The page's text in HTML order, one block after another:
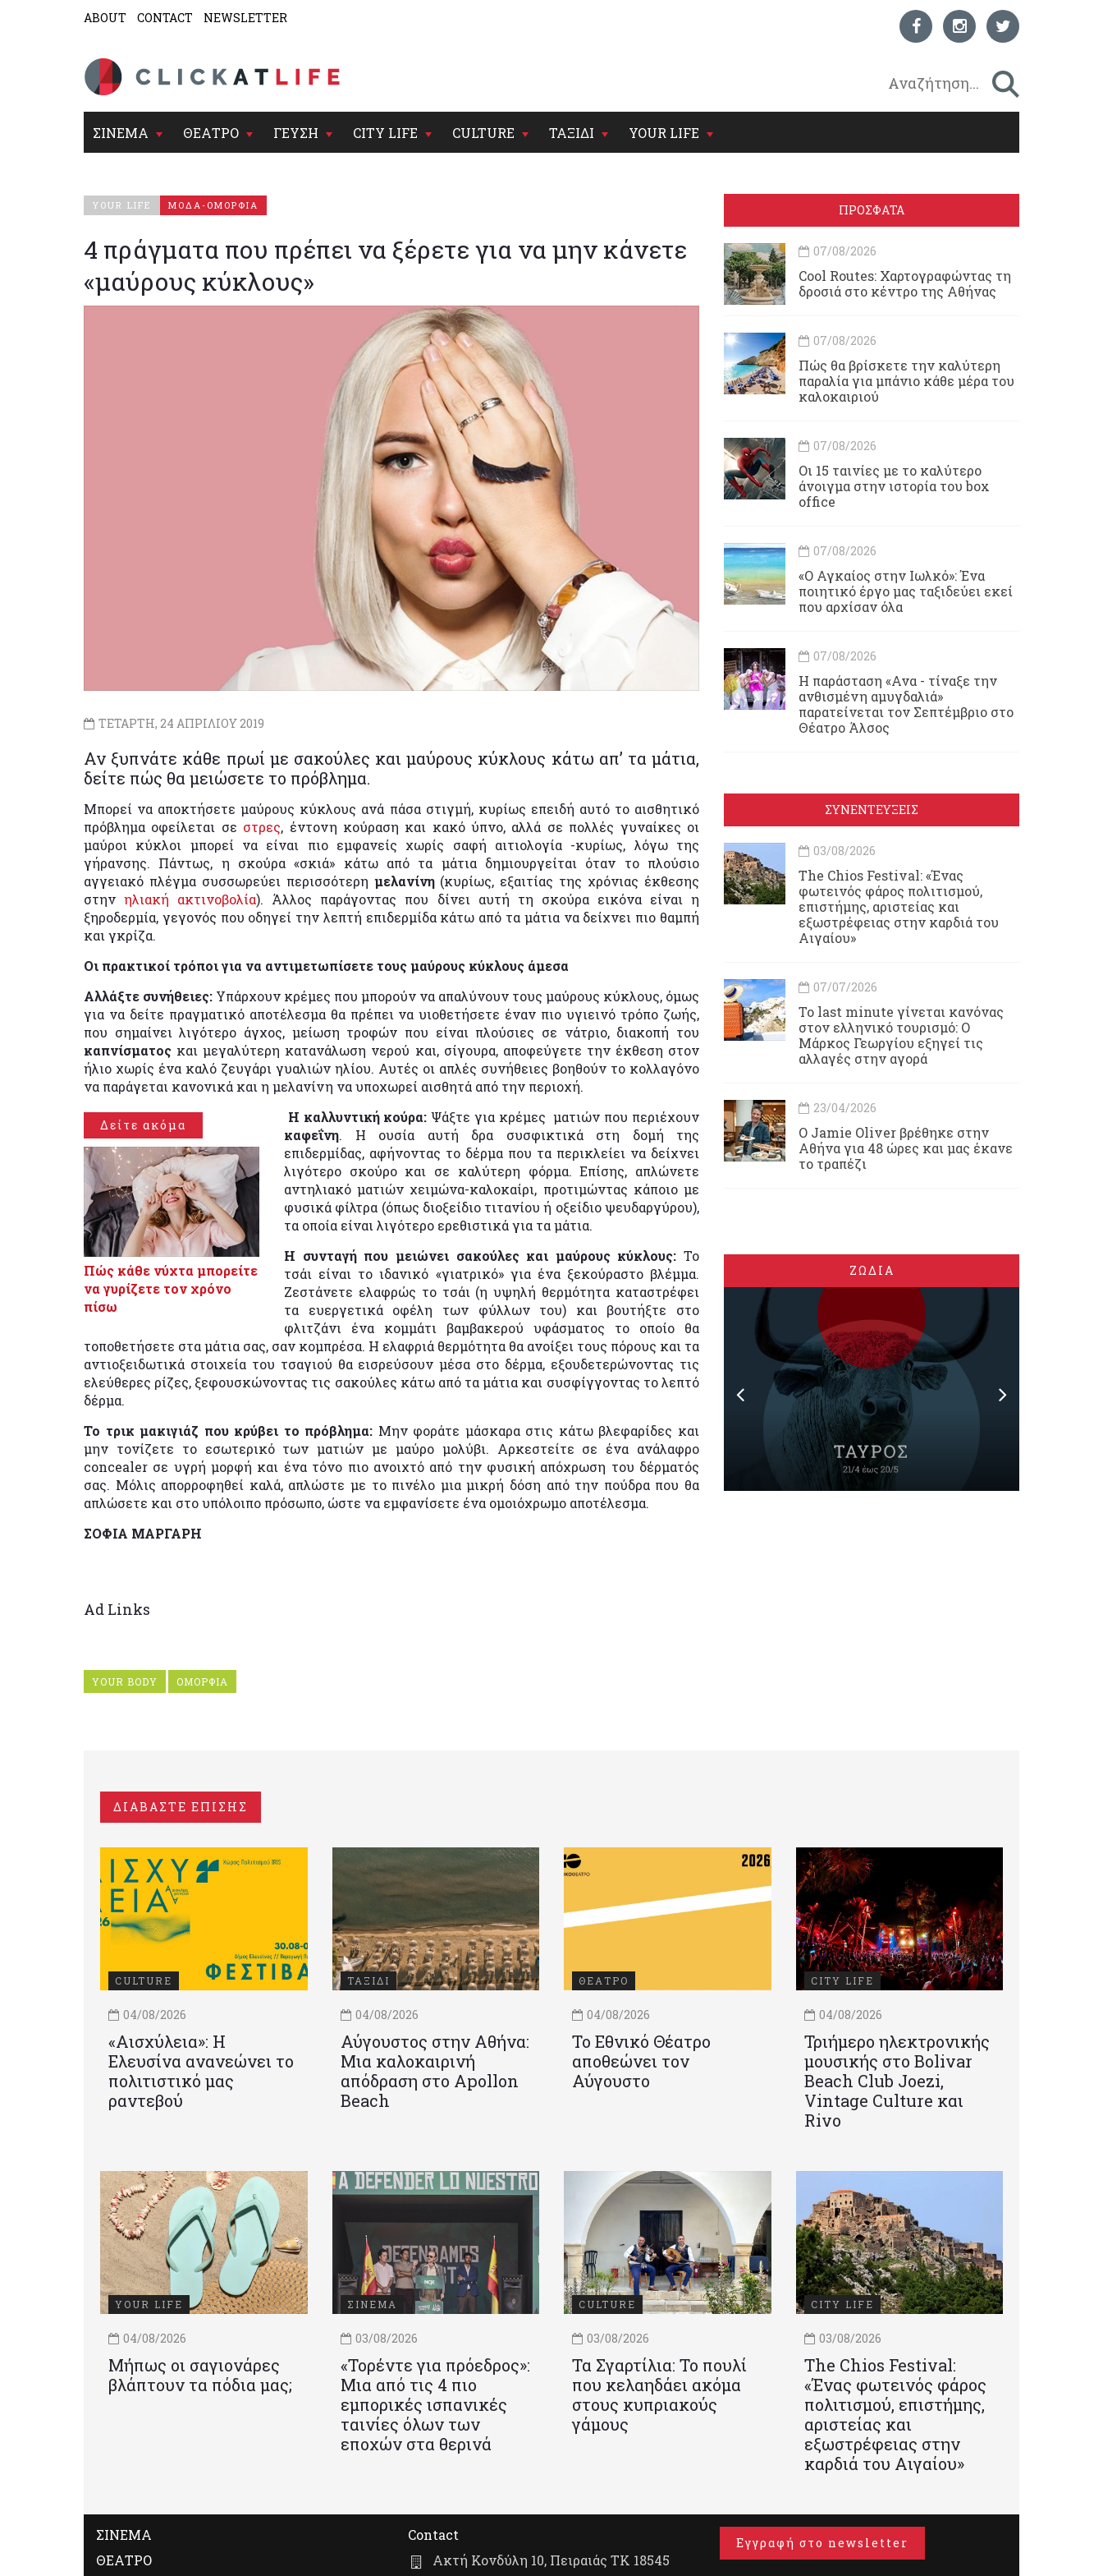
ABOUT CONTACT NEWSLETTER
ΣΙΝΕΜΑ ΘΕΑΤΡΟ ΓΕΥΣΗ CITY LIFE CULTURE ΤΑΞΙΔΙ YOUR LIFE
YOUR LIFE ΜΟΔΑ-ΟΜΟΡΦΙΑ
4 πράγματα που πρέπει να ξέρετε για να μην κάνετε
«μαύρους κύκλους»
ΤΕΤΑΡΤΗ, 24 ΑΠΡΙΛΙΟΥ 2019
Αν ξυπνάτε κάθε πρωί με σακούλες και μαύρους κύκλους κάτω απ’ τα μάτια,
δείτε πώς θα μειώσετε το πρόβλημα.
Μπορεί να αποκτήσετε μαύρους κύκλους ανά πάσα στιγμή, κυρίως επειδή αυτό το αισθητικό
πρόβλημα οφείλεται σε στρες, έντονη κούραση και κακό ύπνο, αλλά σε πολλές γυναίκες οι
μαύροι κύκλοι μπορεί να είναι πιο εμφανείς χωρίς σαφή αιτιολογία -κυρίως, λόγω της
γήρανσης. Πάντως, η σκούρα «σκιά» κάτω από τα μάτια δημιουργείται όταν το πλούσιο
αγγειακό πλέγμα συσσωρεύει περισσότερη μελανίνη (κυρίως, εξαιτίας της χρόνιας έκθεσης
στηνηλιακή ακτινοβολία). Άλλος παράγοντας που δίνει αυτή τη σκούρα εικόνα είναι η
ξηροδερμία, γεγονός που οδηγεί την λεπτή επιδερμίδα κάτω από τα μάτια να δείχνει πιο θαμπή
και γκρίζα.
Οι πρακτικοί τρόποι για να αντιμετωπίσετε τους μαύρους κύκλους άμεσα
Αλλάξτε συνήθειες: Υπάρχουν κρέμες που μπορούν να απαλύνουν τους μαύρους κύκλους, όμως
για να δείτε πραγματικό αποτέλεσμα θα πρέπει να υιοθετήσετε έναν πιο υγιεινό τρόπο ζωής,
που σημαίνει λιγότερο άγχος, μείωση τροφών που είναι πλούσιες σε νάτριο, διακοπή του
καπνίσματος και μεγαλύτερη κατανάλωση νερού και, σίγουρα, αποφεύγετε την έκθεση στον
ήλιο χωρίς ένα καλό ζευγάρι γυαλιών ηλίου. Αυτές οι απλές συνήθειες βοηθούν το κολλαγόνο
να παράγεται κανονικά και η μελανίνη να υποχωρεί αισθητά από την περιοχή.
Δείτε ακόμα
Πώς κάθε νύχτα μπορείτε
να γυρίζετε τον χρόνο
πίσω
Η καλλυντική κούρα:Ψάξτε για κρέμες ματιών που περιέχουν
καφεΐνη. Η ουσία αυτή δρα συσφικτικά στη δομή της
επιδερμίδας, αφήνοντας το δέρμα που τα περικλείει να δείχνει
λιγότερο σκούρο και σε καλύτερη φόρμα. Επίσης, απλώνετε
αντηλιακό ματιών χειμώνα-καλοκαίρι, προτιμώντας κάποιο με
φυσικά φίλτρα (όπως διοξείδιο τιτανίου ή οξείδιο ψευδαργύρου),
τα οποία είναι λιγότερο ερεθιστικά για τα μάτια.
Η συνταγή που μειώνει σακούλες και μαύρους κύκλους: Το
τσάι είναι το ιδανικό «γιατρικό» για ένα ξεκούραστο βλέμμα.
Ζεστάνετε ελαφρώς το τσάι (η υψηλή θερμότητα καταστρέφει
τα ευεργετικά οφέλη των φύλλων του) και βουτήξτε στο
φλιτζάνι ένα κομμάτι βαμβακερού υφάσματος το οποίο θα
τοποθετήσετε στα μάτια σας, σαν κομπρέσα. Η ελαφριά θερμότητα θα ανοίξει τους πόρους και τα
αντιοξειδωτικά στοιχεία του τσαγιού θα εισρεύσουν μέσα στο δέρμα, εξουδετερώνοντας τις
ελεύθερες ρίζες, ξεφουσκώνοντας τις σακούλες κάτω από τα μάτια και συσφίγγοντας το λεπτό
δέρμα.
Το τρικ μακιγιάζ που κρύβει το πρόβλημα: Μην φοράτε μάσκαρα στις κάτω βλεφαρίδες και
μην τονίζετε το εσωτερικό των ματιών με μαύρο μολύβι. Αρκεστείτε σε ένα ανάλαφρο
concealer σε υγρή μορφή και ένα τόνο πιο ανοιχτό από την φυσική απόχρωση του δέρματός
σας. Μόλις απορροφηθεί καλά, απλώστε με το πινέλο μια μικρή δόση από την πούδρα που θα
απλώσετε και στο υπόλοιπο πρόσωπο, ώστε να εμφανίσετε ένα ομοιόχρωμο αποτέλεσμα.
ΣΟΦΙΑ ΜΑΡΓΑΡΗ
Ad Links
YOUR BODY ΟΜΟΡΦΙΑ
ΠΡΟΣΦΑΤΑ
07/08/2026
Cool Routes: Χαρτογραφώντας τη
δροσιά στο κέντρο της Αθήνας
07/08/2026
Πώς θα βρίσκετε την καλύτερη
παραλία για μπάνιο κάθε μέρα του
καλοκαιριού
07/08/2026
Οι 15 ταινίες με το καλύτερο
άνοιγμα στην ιστορία του box
office
07/08/2026
«Ο Αγκαίος στην Ιωλκό»: Ένα
ποιητικό έργο μας ταξιδεύει εκεί
που αρχίσαν όλα
07/08/2026
Η παράσταση «Ανα - τίναξε την
ανθισμένη αμυγδαλιά»
παρατείνεται τον Σεπτέμβριο στο
Θέατρο Άλσος
ΣΥΝΕΝΤΕΥΞΕΙΣ
03/08/2026
Τhe Chios Festival: «Ένας
φωτεινός φάρος πολιτισμού,
επιστήμης, αριστείας και
εξωστρέφειας στην καρδιά του
Αιγαίου»
07/07/2026
Το last minute γίνεται κανόνας
στον ελληνικό τουρισμό: Ο
Μάρκος Γεωργίου εξηγεί τις
αλλαγές στην αγορά
23/04/2026
Ο Jamie Oliver βρέθηκε στην
Αθήνα για 48 ώρες και μας έκανε
το τραπέζι
ΖΩΔΙΑ
ΔΙΑΒΑΣΤΕ ΕΠΙΣΗΣ
CULTURE
04/08/2026
«Αισχύλεια»: Η
Ελευσίνα ανανεώνει το
πολιτιστικό μας
ραντεβού
ΤΑΞΙΔΙ
04/08/2026
Αύγουστος στην Αθήνα:
Μια καλοκαιρινή
απόδραση στο Apollon
Beach
ΘΕΑΤΡΟ
04/08/2026
Το Εθνικό Θέατρο
αποθεώνει τον
Αύγουστο
CITY LIFE
04/08/2026
Τριήμερο ηλεκτρονικής
μουσικής στο Bolivar
Beach Club Joezi,
Vintage Culture και
Rivo
YOUR LIFE
04/08/2026
Μήπως οι σαγιονάρες
βλάπτουν τα πόδια μας;
ΣΙΝΕΜΑ
03/08/2026
«Τορέντε για πρόεδρος»:
Mια από τις 4 πιο
εμπορικές ισπανικές
ταινίες όλων των
εποχών στα θερινά
CULTURE
03/08/2026
Τα Σγαρτίλια: Το πουλί
που κελαηδάει ακόμα
στους κυπριακούς
γάμους
CITY LIFE
03/08/2026
Τhe Chios Festival:
«Ένας φωτεινός φάρος
πολιτισμού, επιστήμης,
αριστείας και
εξωστρέφειας στην
καρδιά του Αιγαίου»
ΣΙΝΕΜΑ
ΘΕΑΤΡΟ
Contact
Ακτή Κονδύλη 10, Πειραιάς ΤΚ 18545
Εγγραφή στο newsletter